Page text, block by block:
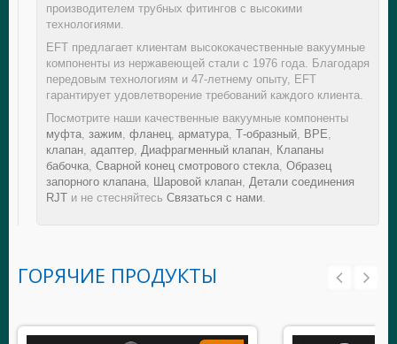
производителем трубных фитингов с высокими
технологиями.
EFT предлагает клиентам высококачественные вакуумные
компоненты из нержавеющей стали с 1976 года. Благодаря
передовым технологиям и 47-летнему опыту, EFT
гарантирует удовлетворение требований каждого клиента.
Посмотрите наши качественные вакуумные компоненты
муфта, зажим, фланец, арматура, Т-образный, BPE,
клапан, адаптер, Диафрагменный клапан, Клапаны
бабочка, Сварной конец смотрового стекла, Образец
запорного клапана, Шаровой клапан, Детали соединения
RJT и не стесняйтесь Связаться с нами.
ГОРЯЧИЕ ПРОДУКТЫ